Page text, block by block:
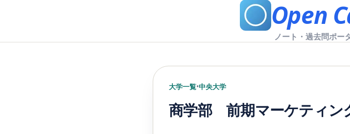
Open
ノート・過去問ポー
大学一覧•中央大学
商学部 前期マーケティン